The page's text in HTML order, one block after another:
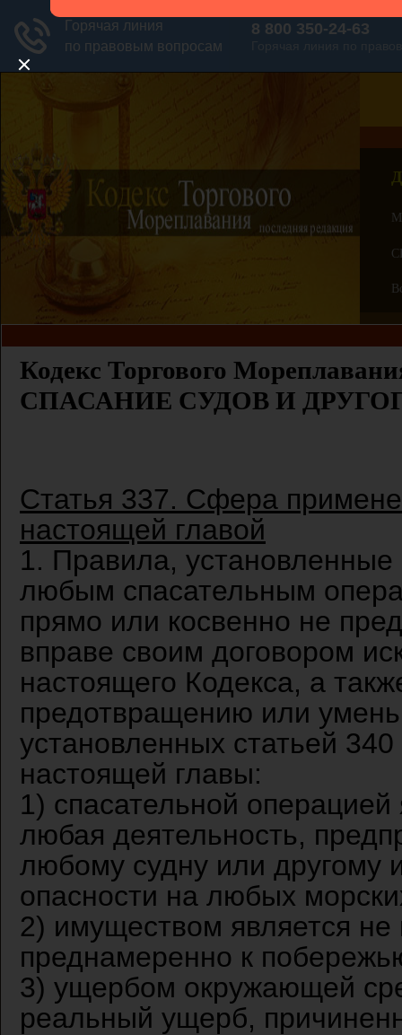
Кодекс Торгового
СПАСАНИЕ СУДОВ И
Статья 337. Сфера
настоящей главой
1. Правила,
любым спасательным
прямо или косвенно не
вправе своим договором
настоящего Кодекса, а
предотвращению или
установленных статьей
настоящей главы:
1) спасательной
любая деятельность,
любому судну или другому
опасности на любых
2) имуществом является
преднамеренно к
3) ущербом окружающей
реальный ущерб,